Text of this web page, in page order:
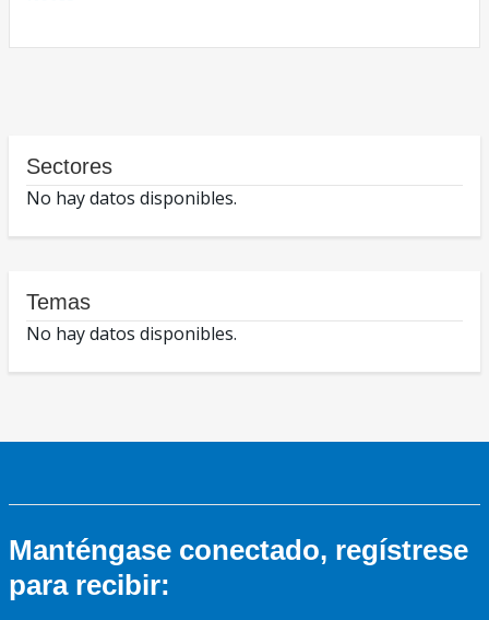
Sectores
No hay datos disponibles.
Temas
No hay datos disponibles.
Manténgase conectado, regístrese
para recibir: